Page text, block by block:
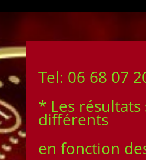
Tel: 06 68 07
* Les résultats
différents
en fonction